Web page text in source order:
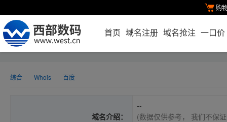
购
首页 域名注册 域名抢注 一口价
综合 Whois 百度
域名介绍：
--
(数据仅供参考， 我们不保